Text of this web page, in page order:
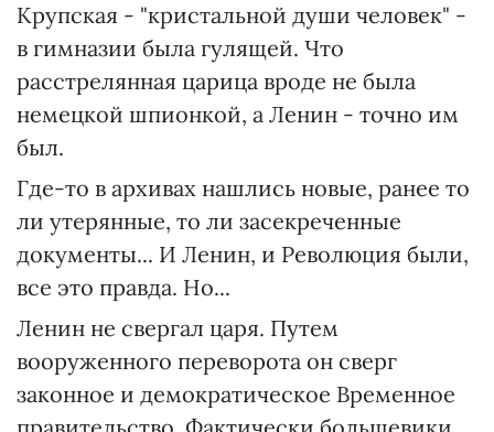
Крупская - "кристальной души человек" -
в гимназии была гулящей. Что
расстрелянная царица вроде не была
немецкой шпионкой, а Ленин - точно им
был.
Где-то в архивах нашлись новые, ранее то
ли утерянные, то ли засекреченные
документы... И Ленин, и Революция были,
все это правда. Но...
Ленин не свергал царя. Путем
вооруженного переворота он сверг
законное и демократическое Временное